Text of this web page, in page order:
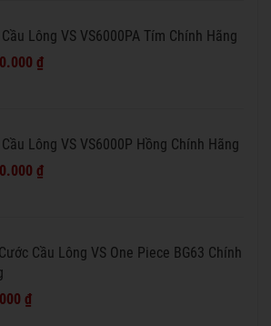
Lông VS VS6000PA Tím Chính Hãng
₫
Lông VS VS6000P Hồng Chính Hãng
₫
Cầu Lông VS One Piece BG63 Chính
₫